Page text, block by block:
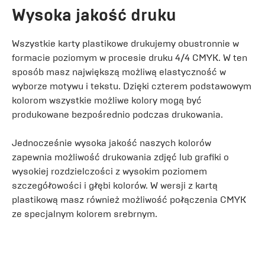
Wysoka jakość druku
Wszystkie karty plastikowe drukujemy obustronnie w
formacie poziomym w procesie druku 4/4 CMYK. W ten
sposób masz największą możliwą elastyczność w
wyborze motywu i tekstu. Dzięki czterem podstawowym
kolorom wszystkie możliwe kolory mogą być
produkowane bezpośrednio podczas drukowania.
Jednocześnie wysoka jakość naszych kolorów
zapewnia możliwość drukowania zdjęć lub grafiki o
wysokiej rozdzielczości z wysokim poziomem
szczegółowości i głębi kolorów. W wersji z kartą
plastikową masz również możliwość połączenia CMYK
ze specjalnym kolorem srebrnym.